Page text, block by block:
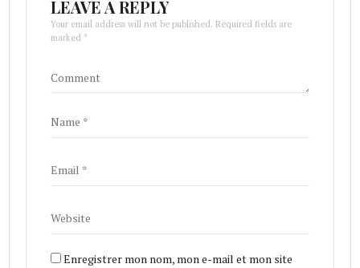
LEAVE A REPLY
Your email address will not be published. Required fields are
marked *
Enregistrer mon nom, mon e-mail et mon site